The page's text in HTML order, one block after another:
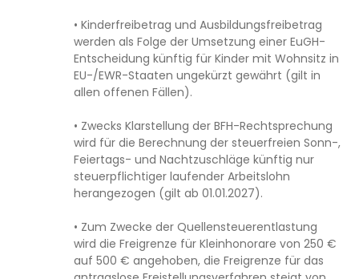
• Kinderfreibetrag und Ausbildungsfreibetrag
werden als Folge der Umsetzung einer EuGH-
Entscheidung künftig für Kinder mit Wohnsitz in
EU-/EWR-Staaten ungekürzt gewährt (gilt in
allen offenen Fällen).
• Zwecks Klarstellung der BFH-Rechtsprechung
wird für die Berechnung der steuerfreien Sonn-,
Feiertags- und Nachtzuschläge künftig nur
steuerpflichtiger laufender Arbeitslohn
herangezogen (gilt ab 01.01.2027).
• Zum Zwecke der Quellensteuerentlastung
wird die Freigrenze für Kleinhonorare von 250 €
auf 500 € angehoben, die Freigrenze für das